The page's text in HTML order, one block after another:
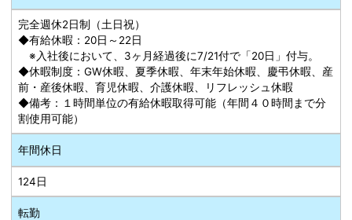
完全週休2日制（土日祝）
◆有給休暇：20日～22日
※入社後において、3ヶ月経過後に7/21付で「20日」付与。
◆休暇制度：GW休暇、夏季休暇、年末年始休暇、慶弔休暇、産
前・産後休暇、育児休暇、介護休暇、リフレッシュ休暇
◆備考：１時間単位の有給休暇取得可能（年間４０時間まで分
割使用可能）
年間休日
124日
転勤